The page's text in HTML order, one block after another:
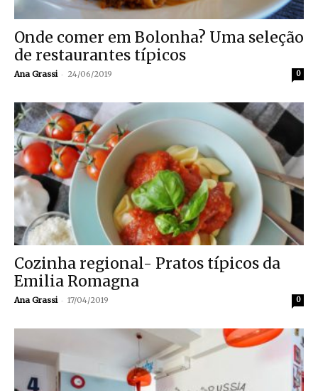
Onde comer em Bolonha? Uma seleção
de restaurantes típicos
Ana Grassi - 24/06/2019 0
Cozinha regional- Pratos típicos da
Emilia Romagna
Ana Grassi - 17/04/2019 0